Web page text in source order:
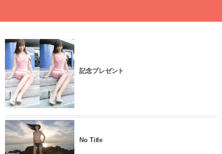
記念プレゼント
No Title